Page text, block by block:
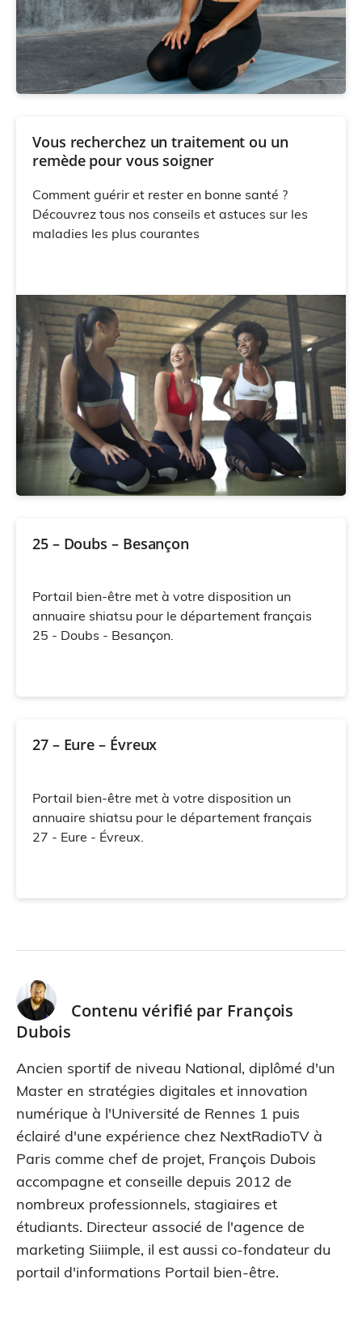
Vous recherchez un traitement ou un
remède pour vous soigner
Comment guérir et rester en bonne santé ?
Découvrez tous nos conseils et astuces sur les
maladies les plus courantes
25 – Doubs – Besançon
Portail bien-être met à votre disposition un
annuaire shiatsu pour le département français
25 - Doubs - Besançon.
27 – Eure – Évreux
Portail bien-être met à votre disposition un
annuaire shiatsu pour le département français
27 - Eure - Évreux.
Contenu vérifié par François
Dubois
Ancien sportif de niveau National, diplômé d'un
Master en stratégies digitales et innovation
numérique à l'Université de Rennes 1 puis
éclairé d'une expérience chez NextRadioTV à
Paris comme chef de projet, François Dubois
accompagne et conseille depuis 2012 de
nombreux professionnels, stagiaires et
étudiants. Directeur associé de l'agence de
marketing Siiimple, il est aussi co-fondateur du
portail d'informations Portail bien-être.